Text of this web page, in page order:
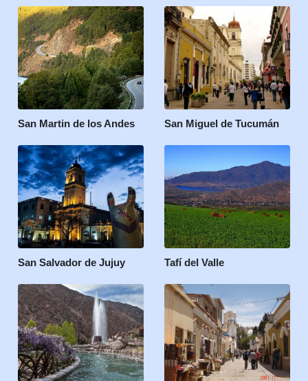
San Martin de los Andes San Miguel de Tucumán
San Salvador de Jujuy Tafí del Valle